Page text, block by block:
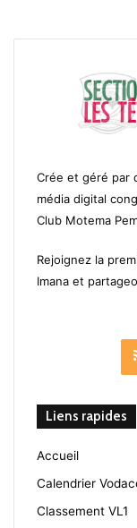
Crée et géré par
média digital
Club Motema
Rejoignez la
Imana et
Liens rapides
Accueil
Calendrier
Classement VL1